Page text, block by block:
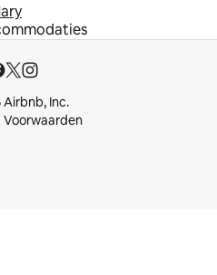
Inc.
Voorwaarden